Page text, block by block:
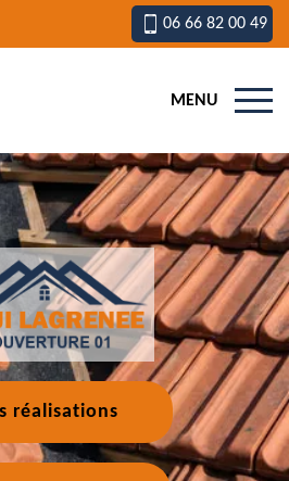
06 66 82 00 49
MENU
réalisations